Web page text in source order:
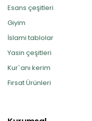
Esans çeşitleri
Giyim
İslami tablolar
Yasin çeşitleri
Kur`anı kerim
Fırsat Ürünleri